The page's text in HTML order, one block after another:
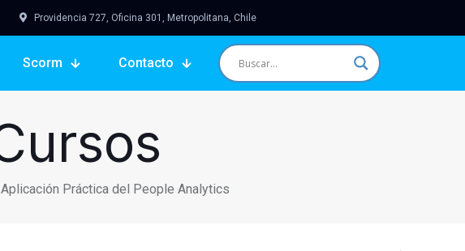
Providencia 727, Oficina 301, Metropolitana, Chile
Scorm Contacto
Práctica del People Analytics